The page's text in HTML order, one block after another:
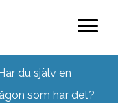
du själv en
som har det?